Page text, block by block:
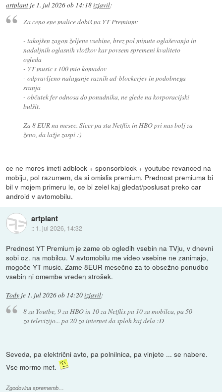
artplant je 1. jul 2026 ob 14:18izjavil:
Za ceno ene malice dobiš na YT Premium:
- takojšen zagon željene vsebine, brez pol minute oglaševanja in
nadaljnih oglasnih vložkov kar povsem spremeni kvaliteto
ogleda
- YT music s 100 mio komadov
- odpravljeno nalaganje raznih ad-blockerjev in podobnega
sranja
- občutek fer odnosa do ponudnika, ne glede na korporacijski
bulšit.
Za 8 EUR na mesec. Sicer pa sta Netflix in HBO pri nas bolj za
ženo, da lažje zaspi :)
ce ne mores imeti adblock + sponsorblock + youtube revanced na
mobiju, pol razumem, da si omislis premium. Prednost premiuma bi
bil v mojem primeru le, ce bi zelel kaj gledat/poslusat preko car
android v avtomobilu.
artplant
:: 1. jul 2026, 14:32
Prednost YT Premium je zame ob ogledih vsebin na TVju, v dnevni
sobi oz. na mobilcu. V avtomobilu me video vsebine ne zanimajo,
mogoče YT music. Zame 8EUR mesečno za to obsežno ponudbo
vsebin ni omembe vreden strošek.
Tody je 1. jul 2026 ob 14:20izjavil:
8 za Youtbe, 9 za HBO in 10 za Netflix pa 10 za mobilca, pa 50
za televizijo... pa 20 za internet da sploh kaj dela :D
Seveda, pa električni avto, pa polnilnica, pa vinjete ... se nabere.
Vse mormo met.
Zgodovina sprememb…